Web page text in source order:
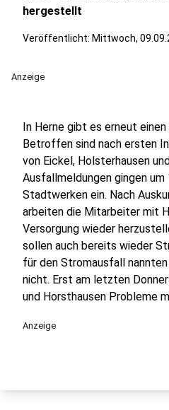
hergestellt
Veröffentlicht: Mittwoch,
Anzeige
In Herne gibt es erneut
Betroffen sind nach ersten
von Eickel, Holsterhausen
Ausfallmeldungen gingen um
Stadtwerken ein. Nach
arbeiten die Mitarbeiter mit
Versorgung wieder
sollen auch bereits wieder
für den Stromausfall
nicht. Erst am letzten
und Horsthausen Probleme
Anzeige